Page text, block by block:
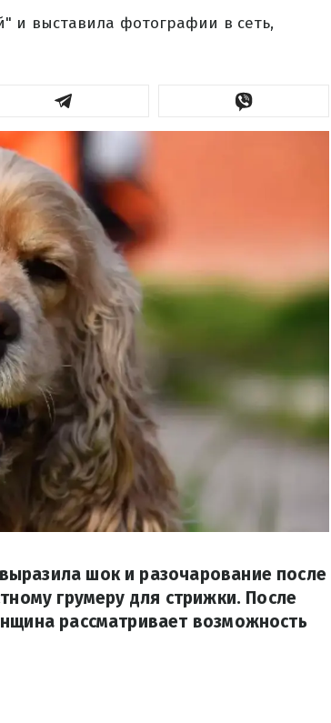
и выставила фотографии в сеть,
шок и разочарование после
грумеру для стрижки. После
рассматривает возможность